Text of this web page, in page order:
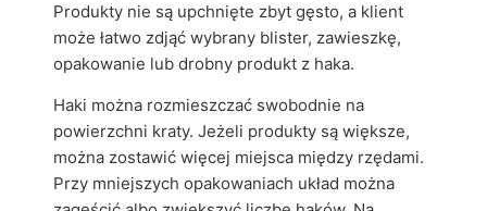
Produkty nie są upchnięte zbyt gęsto, a klient
może łatwo zdjąć wybrany blister, zawieszkę,
opakowanie lub drobny produkt z haka.
Haki można rozmieszczać swobodnie na
powierzchni kraty. Jeżeli produkty są większe,
można zostawić więcej miejsca między rzędami.
Przy mniejszych opakowaniach układ można